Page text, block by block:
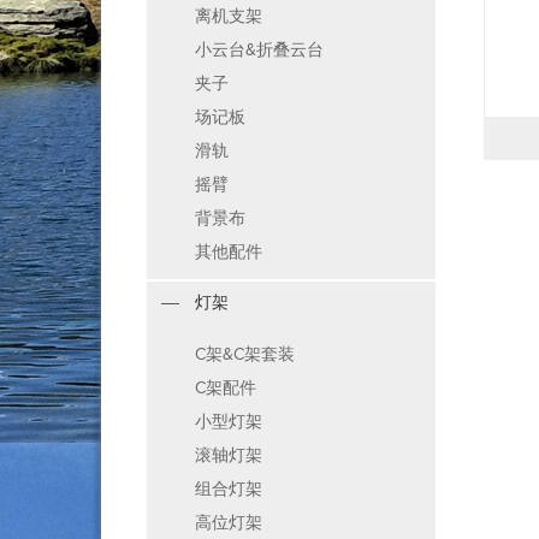
离机支架
小云台&折叠云台
夹子
场记板
滑轨
摇臂
背景布
其他配件
灯架
C架&C架套装
C架配件
小型灯架
滚轴灯架
组合灯架
高位灯架